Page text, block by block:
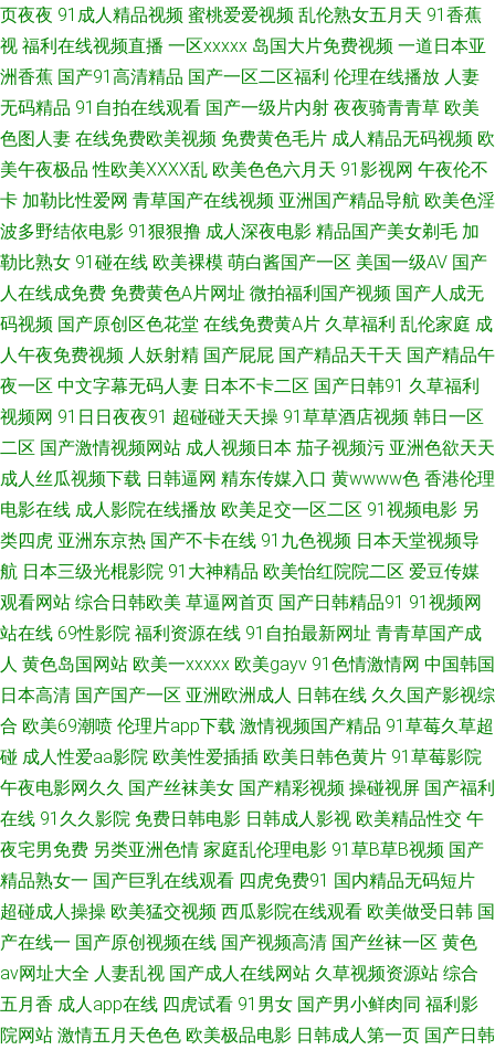
女同在线 国内版肏屄视频 东方先锋天堂av 91污网页路口 91黄免费版 影音先
锋AV国产 日韩不卡成人网站 麻豆兄妹乱情 国产第五区 www人妖自卫 91拍
黑丝袜后入 超碰AV福利 97九色成人 91啦露脸熟女 中文字幕人妻无码三区
91豆花原创 午夜福利九洲 日韩1234级 久久黄色网址 黑丝在线 大香蕉大香
蕉伊人在线 豆花社区视频在线 91在线观看跳转路口 91福利视频1000 午夜
91伦理 桃色剧院 日本H祝频 蜜桃臀传媒 国产黄色免费性交 伊人宗网 亚洲AV
国产免费AV资源 波多野结衣狠狠干 91在线99 91海角社区在线观看 91传媒
视频再现观看 在线不卡a 四虎论坛 日韩成人无毒ava 日韩操B 女同扣逼 九一
视频免费入口 国产欧美一区视频 高清无码内射 俺去天堂网 91网站在线免费
下载 91美女爆插福利 超碰97人人操人人摸 91吴梦梦在线 91国产原创出厂
电影 伊人干福利社 性福五月天激情 日韩无码人妻专区精品 欧美成人性色影
院 后入妹妹 国产激情一区 AV先锋影音电影中文 91网站在线观看密桃 91海
外资源 综合色网性 五月天婷婷色图 欧美性爱网第一页 另类激情第一页 极品
白丝一二区 国产91性爱直播导航 A片男人的天堂 91人妻性爱超碰 91麻豆精
欧美久久一欠 美女被草91久久 国产在线96页 国产国际精品成人 囯产精品久
爱爱影院免费 91深夜网站色 91免费国 91爱豆美女视频 伊人无吗AV 日韩夜
页夜夜 91成人精品视频 蜜桃爱爱视频 乱伦熟女五月天 91香蕉
视 福利在线视频直播 一区xxxxx 岛国大片免费视频 一道日本亚
洲香蕉 国产91高清精品 国产一区二区福利 伦理在线播放 人妻
无码精品 91自拍在线观看 国产一级片内射 夜夜骑青青草 欧美
色图人妻 在线免费欧美视频 免费黄色毛片 成人精品无码视频 欧
美午夜极品 性欧美ⅩⅩⅩⅩ乱 欧美色色六月天 91影视网 午夜伦不
卡 加勒比性爱网 青草国产在线视频 亚洲国产精品导航 欧美色淫
波多野结依电影 91狠狠撸 成人深夜电影 精品国产美女剃毛 加
勒比熟女 91碰在线 欧美裸模 萌白酱国产一区 美国一级AV 国产
人在线成免费 免费黄色A片网址 微拍福利国产视频 国产人成无
码视频 国产原创区色花堂 在线免费黄A片 久草福利 乱伦家庭 成
人午夜免费视频 人妖射精 国产屁屁 国产精品天干天 国产精品午
夜一区 中文字幕无码人妻 日本不卡二区 国产日韩91 久草福利
视频网 91日日夜夜91 超碰碰天天操 91草草酒店视频 韩日一区
二区 国产激情视频网站 成人视频日本 茄子视频污 亚洲色欲天天
成人丝瓜视频下载 日韩逼网 精东传媒入口 黄wwww色 香港伦理
电影在线 成人影院在线播放 欧美足交一区二区 91视频电影 另
类四虎 亚洲东京热 国产不卡在线 91九色视频 日本天堂视频导
航 日本三级光棍影院 91大神精品 欧美怡红院院二区 爱豆传媒
观看网站 综合日韩欧美 草逼网首页 国产日韩精品91 91视频网
站在线 69性影院 福利资源在线 91自拍最新网址 青青草国产成
人 黄色岛国网站 欧美一xxxxx 欧美gayv 91色情激情网 中国韩国
日本高清 国产国产一区 亚洲欧洲成人 日韩在线 久久国产影视综
合 欧美69潮喷 伦理片app下载 激情视频国产精品 91草莓久草超
碰 成人性爱aa影院 欧美性爱插插 欧美日韩色黄片 91草莓影院
午夜电影网久久 国产丝袜美女 国产精彩视频 操碰视屏 国产福利
在线 91久久影院 免费日韩电影 日韩成人影视 欧美精品性交 午
夜宅男免费 另类亚洲色情 家庭乱伦理电影 91草B草B视频 国产
精品熟女一 国产巨乳在线观看 四虎免费91 国内精品无码短片
超碰成人操操 欧美猛交视频 西瓜影院在线观看 欧美做受日韩 国
产在线一 国产原创视频在线 国产视频高清 国产丝袜一区 黄色
av网址大全 人妻乱视 国产成人在线网站 久草视频资源站 综合
五月香 成人app在线 四虎试看 91男女 国产男小鲜肉同 福利影
院网站 激情五月天色色 欧美极品电影 日韩成人第一页 国产日韩